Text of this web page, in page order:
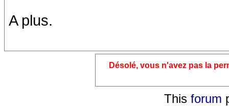
A plus.
Désolé, vous n'avez pas la
This forum